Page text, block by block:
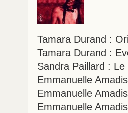
Tamara Durand :
Tamara Durand :
Sandra Paillard :
Emmanuelle
Emmanuelle
Emmanuelle